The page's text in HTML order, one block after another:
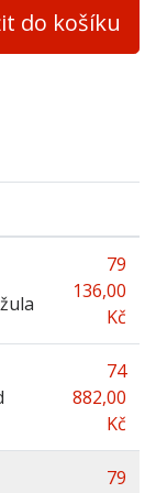
do košíku
79
136,00
Kč
74
882,00
Kč
79